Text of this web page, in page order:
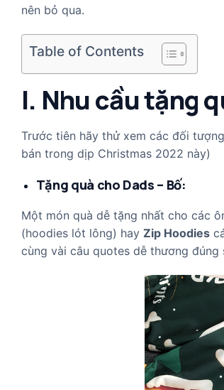
nên bỏ qua.
Table of Contents
I. Nhu cầu tặng
Trước tiên hãy thử xem các đối
bán trong dịp Christmas 2022 này)
Tặng quà cho Dads – Bố:
Một món quà dễ tặng nhất cho các
(hoodies lót lông) hay Zip Hoodies
cùng vài câu quotes dễ thương đúng